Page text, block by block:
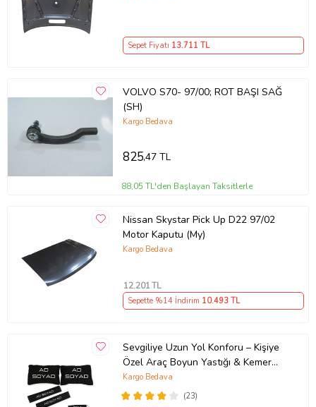
Sepet Fiyatı 13.711 TL
VOLVO S70- 97/00; ROT BAŞI SAĞ
(SH)
Kargo Bedava
825,47 TL
88,05 TL'den Başlayan Taksitlerle
Nissan Skystar Pick Up D22 97/02
Motor Kaputu (My)
Kargo Bedava
12.201TL
Sepette %14 İndirim 10.493TL
Sevgiliye Uzun Yol Konforu – Kişiye
Özel Araç Boyun Yastığı & Kemer
Pedi Hediye Seti
(23)
Kargo Bedava